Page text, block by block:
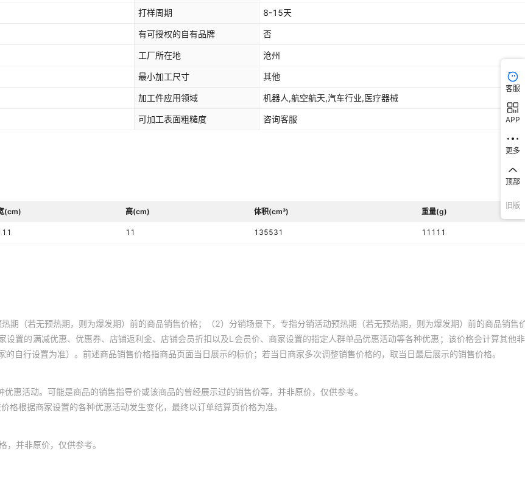
打样周期 8-15天
有可授权的自有品牌 否
工厂所在地 沧州
最小加工尺寸 其他
加工件应用领域 机器人,航空航天,汽车行业,医疗器械
可加工表面粗糙度 咨询客服
(cm) 高(cm) 体积(cm³) 重量(g)
11 135531 11111
期（若无预热期，则为爆发期）前的商品销售价格；（2）分销场景下，专指分销活动预热期（若无预热期，则为爆发期）前的商品销售
置的满减优惠、优惠券、店铺返利金、店铺会员折扣以及L会员价、商家设置的指定人群单品优惠活动等各种优惠；该价格会计算其他
自行设置为准）。前述商品销售价格指商品页面当日展示的标价；若当日商家多次调整销售价格的，取当日最后展示的销售价格。
惠活动。可能是商品的销售指导价或该商品的曾经展示过的销售价等，并非原价，仅供参考。
根据商家设置的各种优惠活动发生变化，最终以订单结算页价格为准。
并非原价，仅供参考。
客服
APP
更多
顶部
旧版